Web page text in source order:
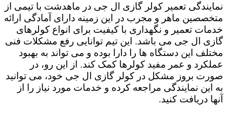
نمایندگی تعمیر کولر گازی ال جی در ماهدشت با تیمی از
متخصصین ماهر و مجرب در این زمینه دارای آمادگی ارائه
خدمات تعمیر و نگهداری با کیفیت برای انواع کولرهای
گازی ال جی می باشد. این تیم توانایی رفع مشکلات فنی
مختلف این دستگاه ها را دارا بوده و می تواند به بهبود
عملکرد و عمر مفید کولرها کمک کند. از این رو، در
صورت بروز مشکل در کولر گازی ال جی خود، می توانید
به این نمایندگی مراجعه کرده و خدمات مورد نیاز را از
آنها دریافت کنید.